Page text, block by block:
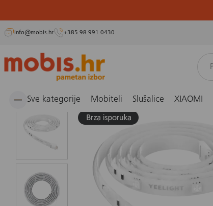
Preskoči
info@mobis.hr +385 98 991 0430
Sve kategorije Mobiteli Slušalice XIAOMI
Smarthome, kućanski aparati i osobna njega